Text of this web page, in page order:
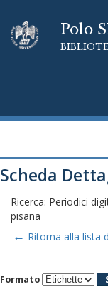
Polo
Scheda
Ricerca: Periodici
pisana
← Ritorna alla lista
Formato